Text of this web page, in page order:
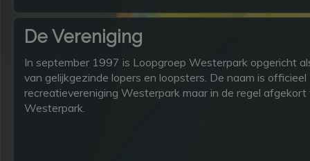
De Vereniging
In september 1997 is Loopgroep Westerpark opgericht
van gelijkgezinde lopers en loopsters. De naam is
recreatievereniging Westerpark maar in de regel
Westerpark.